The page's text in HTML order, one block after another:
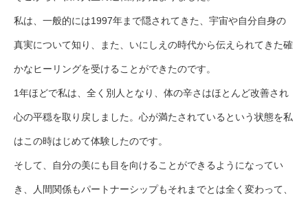
私は、一般的には1997年まで隠されてきた、宇宙や自分自身の
真実について知り、また、いにしえの時代から伝えられてきた確
かなヒーリングを受けることができたのです。
1年ほどで私は、全く別人となり、体の辛さはほとんど改善され
心の平穏を取り戻しました。心が満たされているという状態を私
はこの時はじめて体験したのです。
そして、自分の美にも目を向けることができるようになってい
き、人間関係もパートナーシップもそれまでとは全く変わって、